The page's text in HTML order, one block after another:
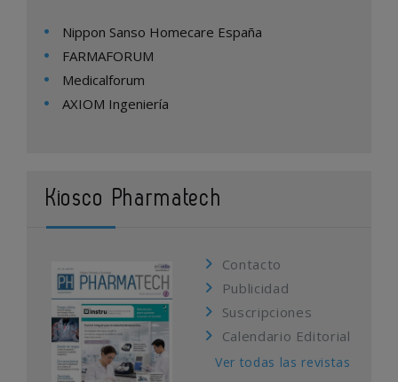
Nippon Sanso Homecare España
FARMAFORUM
Medicalforum
AXIOM Ingeniería
Kiosco Pharmatech
Contacto
Publicidad
Suscripciones
Calendario Editorial
Ver todas las revistas